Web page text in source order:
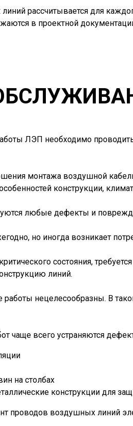
рассчитывается для
в проектной
ЛЭП необходимо
монтажа воздушной
конструкции,
любые дефекты и
но иногда возникает
состояния,
линий.
работы нецелесообразны. В
чаще всего устраняются
на столбах
конструкции для
проводов воздушных линий